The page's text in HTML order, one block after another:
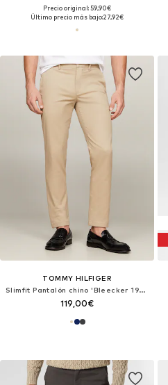
Precio original: 59,90€
Último precio más bajo:27,92€
TOMMY HILFIGER
Slimfit Pantalón chino 'Bleecker 1985'
119,00€